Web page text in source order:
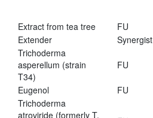
Extract from tea tree FU
Extender
Synergist
Trichoderma
asperellum (strain
T34)
FU
Eugenol FU
Trichoderma
atroviride (formerly T.